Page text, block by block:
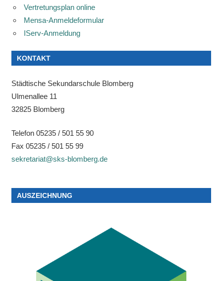
Vertretungsplan online
Mensa-Anmeldeformular
IServ-Anmeldung
KONTAKT
Städtische Sekundarschule Blomberg
Ulmenallee 11
32825 Blomberg
Telefon 05235 / 501 55 90
Fax 05235 / 501 55 99
sekretariat@sks-blomberg.de
AUSZEICHNUNG